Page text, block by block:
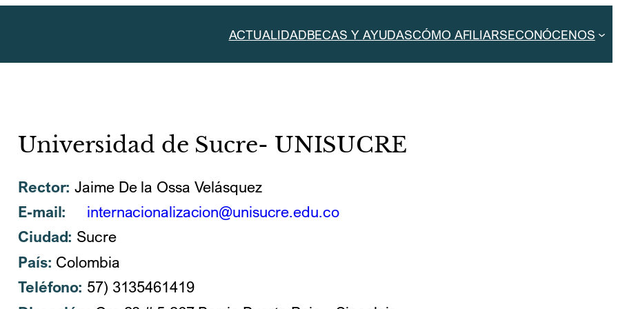
ACTUALIDADBECAS Y AYUDASCÓMO AFILIARSECONÓCENOS
Universidad de Sucre- UNISUCRE
Rector: Jaime De la Ossa Velásquez
E-mail:
internacionalizacion@unisucre.edu.co
Ciudad: Sucre
País: Colombia
Teléfono: 57) 3135461419